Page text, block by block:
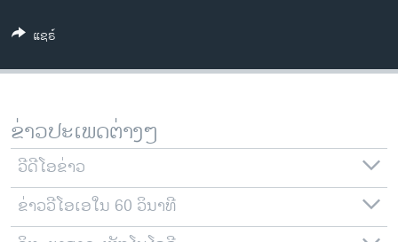
ທຸລະກິດ
ພາສາອັງກິດ
ສຽງ
ລາຍການກະຈາຍສຽງ
ລາຍງານ
ຕິດຕາມພວກເຮົາ ທີ່
ແຊຣ໌
ຂ່າວປະເພດຕ່າງໆ
ວີດີໂອຂ່າວ
ຂ່າວວີໂອເອໃນ 60 ວິນາທີ